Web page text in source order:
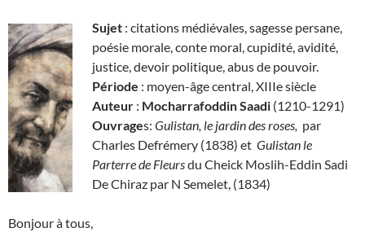
Sujet : citations médiévales, sagesse persane,
poésie morale, conte moral, cupidité, avidité,
justice, devoir politique, abus de pouvoir.
Période : moyen-âge central, XIIIe siècle
Auteur : Mocharrafoddin Saadi (1210-1291)
Ouvrages: Gulistan, le jardin des roses, par
Charles Defrémery (1838) et Gulistan le
Parterre de Fleursdu Cheick Moslih-Eddin Sadi
De Chiraz par N Semelet, (1834)
Bonjour à tous,